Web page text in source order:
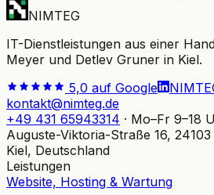
NIMTEG
IT-Dienstleistungen aus einer
Meyer und Detlev Gruner in Kiel.
5,0 auf Google
kontakt@nimteg.de
+49 431 65943314 · Mo–Fr 9–18
Auguste-Viktoria-Straße 16, 24103
Kiel, Deutschland
Leistungen
Website, Hosting & Wartung